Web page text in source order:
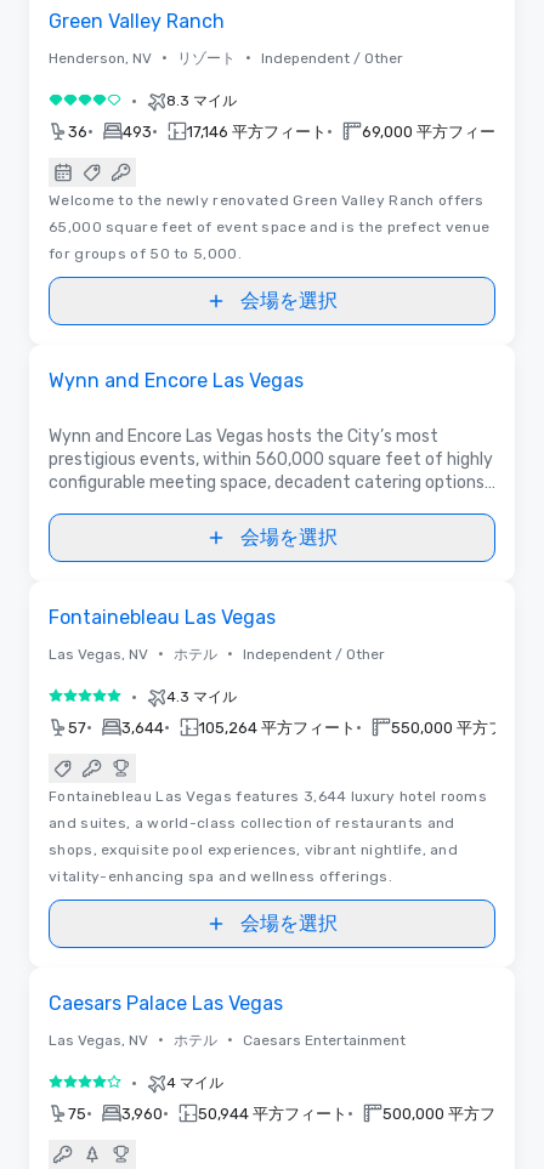
Green Valley Ranch
Henderson, NV • リゾート • Independent / Other
5 中の 4 • 8.3 マイル
36• 493• 17,146 平方フィート • 69,000 平方フィート
Welcome to the newly renovated Green Valley Ranch offers
65,000 square feet of event space and is the prefect venue
for groups of 50 to 5,000.
会場を選択
Wynn and Encore Las Vegas
Wynn and Encore Las Vegas hosts the City’s most
prestigious events, within 560,000 square feet of highly
configurable meeting space, decadent catering options,
staff and service.
会場を選択
Fontainebleau Las Vegas
Las Vegas, NV • ホテル • Independent / Other
5 中の 5 • 4.3 マイル
57• 3,644• 105,264 平方フィート • 550,000 平方フィー
Fontainebleau Las Vegas features 3,644 luxury hotel rooms
and suites, a world-class collection of restaurants and
shops, exquisite pool experiences, vibrant nightlife, and
vitality-enhancing spa and wellness offerings.
会場を選択
Caesars Palace Las Vegas
Las Vegas, NV • ホテル • Caesars Entertainment
5 中の 4 • 4 マイル
75• 3,960• 50,944 平方フィート • 500,000 平方フィート